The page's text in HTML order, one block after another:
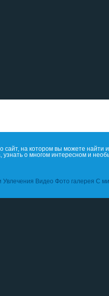
сайт, на котором вы можете
узнать о многом интересном и
Увлечения Видео Фото галерея С